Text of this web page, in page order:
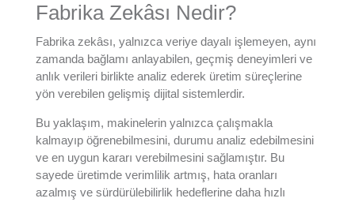
Fabrika Zekâsı Nedir?
Fabrika zekâsı, yalnızca veriye dayalı işlemeyen, aynı
zamanda bağlamı anlayabilen, geçmiş deneyimleri ve
anlık verileri birlikte analiz ederek üretim süreçlerine
yön verebilen gelişmiş dijital sistemlerdir.
Bu yaklaşım, makinelerin yalnızca çalışmakla
kalmayıp öğrenebilmesini, durumu analiz edebilmesini
ve en uygun kararı verebilmesini sağlamıştır. Bu
sayede üretimde verimlilik artmış, hata oranları
azalmış ve sürdürülebilirlik hedeflerine daha hızlı